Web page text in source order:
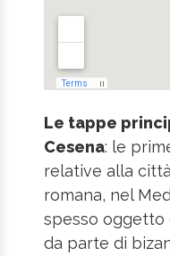
Le tappe
Cesena: le
relative alla
romana, nel
spesso
da parte di